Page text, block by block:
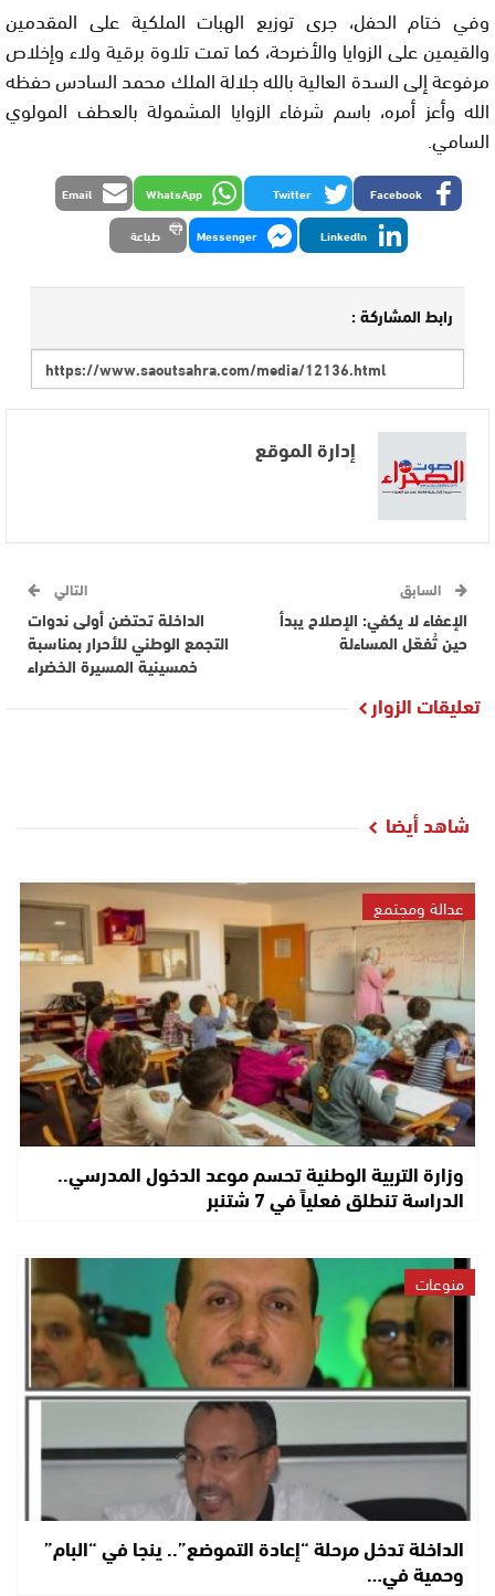
وفي ختام الحفل، جرى توزيع الهبات الملكية على المقدمين
والقيمين على الزوايا والأضرحة، كما تمت تلاوة برقية ولاء وإخلاص
مرفوعة إلى السدة العالية بالله جلالة الملك محمد السادس حفظه
الله وأعز أمره، باسم شرفاء الزوايا المشمولة بالعطف المولوي
السامي.
Facebook
Twitter
WhatsApp
Email
LinkedIn
Messenger طباعة
رابط المشاركة :
إدارة الموقع
السابق
الإعفاء لا يكفي: الإصلاح يبدأ
حين تُفعّل المساءلة
التالي
الداخلة تحتضن أولى ندوات
التجمع الوطني للأحرار بمناسبة
خمسينية المسيرة الخضراء
تعليقات الزوار
شاهد أيضا
عدالة ومجتمع
وزارة التربية الوطنية تحسم موعد الدخول المدرسي..
الدراسة تنطلق فعلياً في 7 شتنبر
منوعات
الداخلة تدخل مرحلة “إعادة التموضع”.. ينجا في “البام”
وحمية في…